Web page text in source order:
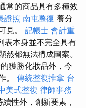
常的商品具有多種效
證照 南屯整復 養分
見。 記帳士 會計重
表本身並不完全具有
都無法構成圖案。
獲勝化妝品外，今
。 傳統整復推拿 台
美式整復 律師事務
性外，創新要素，